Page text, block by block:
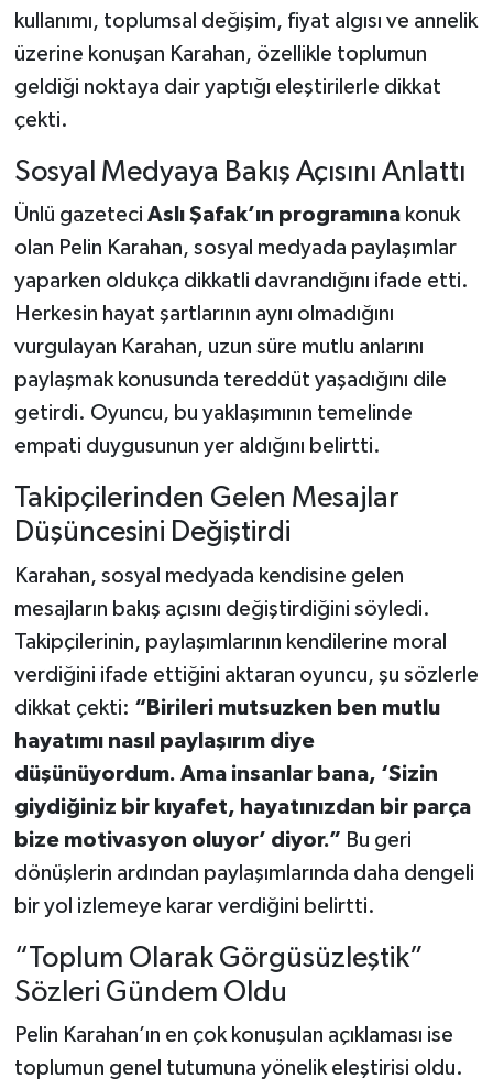
kullanımı, toplumsal değişim, fiyat algısı ve annelik
üzerine konuşan Karahan, özellikle toplumun
geldiği noktaya dair yaptığı eleştirilerle dikkat
çekti.
Sosyal Medyaya Bakış Açısını Anlattı
Ünlü gazeteci Aslı Şafak’ın programınakonuk
olan Pelin Karahan, sosyal medyada paylaşımlar
yaparken oldukça dikkatli davrandığını ifade etti.
Herkesin hayat şartlarının aynı olmadığını
vurgulayan Karahan, uzun süre mutlu anlarını
paylaşmak konusunda tereddüt yaşadığını dile
getirdi. Oyuncu, bu yaklaşımının temelinde
empati duygusunun yer aldığını belirtti.
Takipçilerinden Gelen Mesajlar
Düşüncesini Değiştirdi
Karahan, sosyal medyada kendisine gelen
mesajların bakış açısını değiştirdiğini söyledi.
Takipçilerinin, paylaşımlarının kendilerine moral
verdiğini ifade ettiğini aktaran oyuncu, şu sözlerle
dikkat çekti: “Birileri mutsuzken ben mutlu
hayatımı nasıl paylaşırım diye
düşünüyordum. Ama insanlar bana, ‘Sizin
giydiğiniz bir kıyafet, hayatınızdan bir parça
bize motivasyon oluyor’ diyor.” Bu geri
dönüşlerin ardından paylaşımlarında daha dengeli
bir yol izlemeye karar verdiğini belirtti.
“Toplum Olarak Görgüsüzleştik”
Sözleri Gündem Oldu
Pelin Karahan’ın en çok konuşulan açıklaması ise
toplumun genel tutumuna yönelik eleştirisi oldu.